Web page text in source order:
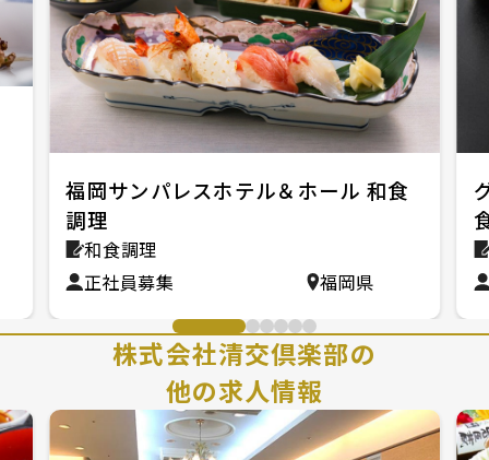
福岡サンパレスホテル＆ホール 和食
調理
和食調理
正社員募集
福岡県
株式会社清交倶楽部の
他の求人情報